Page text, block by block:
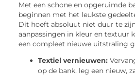
Met een schone en opgeruimde
beginnen met het leukste
Dit hoeft absoluut niet duur te
aanpassingen in kleur en textuur
een compleet nieuwe uitstraling
Textiel vernieuwen:
op de bank, leg een nieuw,